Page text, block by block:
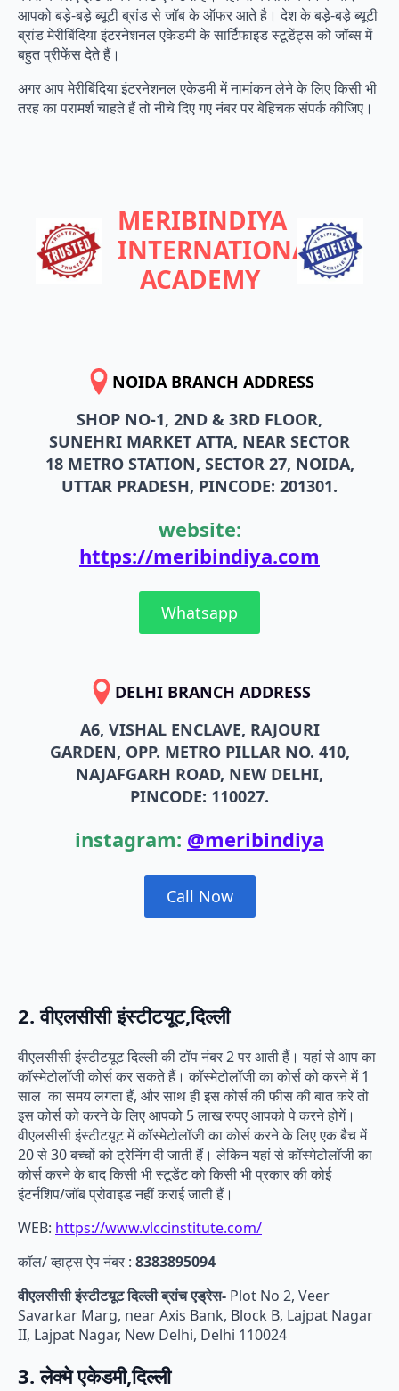
आपको बड़े-बड़े ब्यूटी ब्रांड से जॉब के ऑफर आते है। देश के बड़े-बड़े ब्यूटी
ब्रांड मेरीबिंदिया इंटरनेशनल एकेडमी के सार्टिफाइड स्टूडेंट्स को जॉब्स में
बहुत प्रीफेंस देते हैं।
अगर आप मेरीबिंदिया इंटरनेशनल एकेडमी में नामांकन लेने के लिए किसी भी
तरह का परामर्श चाहते हैं तो नीचे दिए गए नंबर पर बेहिचक संपर्क कीजिए।
MERIBINDIYA
INTERNATIONAL
ACADEMY
NOIDA BRANCH ADDRESS
SHOP NO-1, 2ND & 3RD FLOOR,
SUNEHRI MARKET ATTA, NEAR SECTOR
18 METRO STATION, SECTOR 27, NOIDA,
UTTAR PRADESH, PINCODE: 201301.
website:
https://meribindiya.com
Whatsapp
DELHI BRANCH ADDRESS
A6, VISHAL ENCLAVE, RAJOURI
GARDEN, OPP. METRO PILLAR NO. 410,
NAJAFGARH ROAD, NEW DELHI,
PINCODE: 110027.
instagram: @meribindiya
Call Now
2. वीएलसीसी इंस्टीटयूट,दिल्ली
वीएलसीसी इंस्टीटयूट दिल्ली की टॉप नंबर 2 पर आती हैं। यहां से आप का
कॉस्मेटोलॉजी कोर्स कर सकते हैं। कॉस्मेटोलॉजी का कोर्स को करने में 1
साल का समय लगता हैं, और साथ ही इस कोर्स की फीस की बात करे तो
इस कोर्स को करने के लिए आपको 5 लाख रुपए आपको पे करने होगें।
वीएलसीसी इंस्टीटयूट में कॉस्मेटोलॉजी का कोर्स करने के लिए एक बैच में
20 से 30 बच्चों को ट्रेनिंग दी जाती हैं। लेकिन यहां से कॉस्मेटोलॉजी का
कोर्स करने के बाद किसी भी स्टूडेंट को किसी भी प्रकार की कोई
इंटर्नशिप/जॉब प्रोवाइड नहीं कराई जाती हैं।
WEB: https://www.vlccinstitute.com/
कॉल/ व्हाट्स ऐप नंबर : 8383895094
वीएलसीसी इंस्टीटयूट दिल्ली ब्रांच एड्रेस- Plot No 2, Veer
Savarkar Marg, near Axis Bank, Block B, Lajpat Nagar
II, Lajpat Nagar, New Delhi, Delhi 110024
3. लेक्मे एकेडमी,दिल्ली